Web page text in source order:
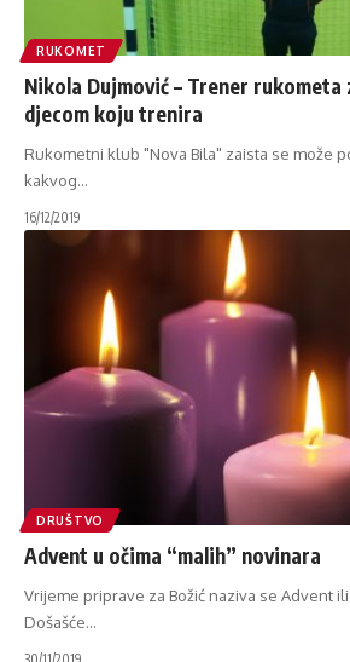
RUKOMET
Nikola Dujmović – Trener rukometa
djecom koju trenira
Rukometni klub "Nova Bila" zaista se može
kakvog…
16/12/2019
DRUŠTVO
Advent u očima “malih” novinara
Vrijeme priprave za Božić naziva se Advent
Došašće…